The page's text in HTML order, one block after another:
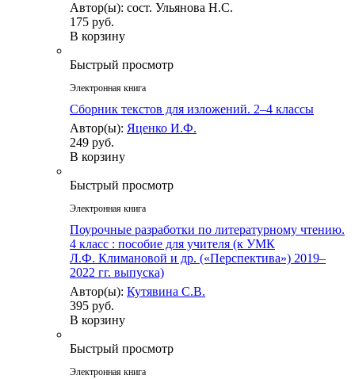
Автор(ы): сост. Ульянова Н.С.
175 руб.
В корзину
Быстрый просмотр
Электронная книга
Сборник текстов для изложений. 2–4 классы
Автор(ы): Яценко И.Ф.
249 руб.
В корзину
Быстрый просмотр
Электронная книга
Поурочные разработки по литературному чтению.
4 класс : пособие для учителя (к УМК
Л.Ф. Климановой и др. («Перспектива») 2019–
2022 гг. выпуска)
Автор(ы): Кутявина С.В.
395 руб.
В корзину
Быстрый просмотр
Электронная книга